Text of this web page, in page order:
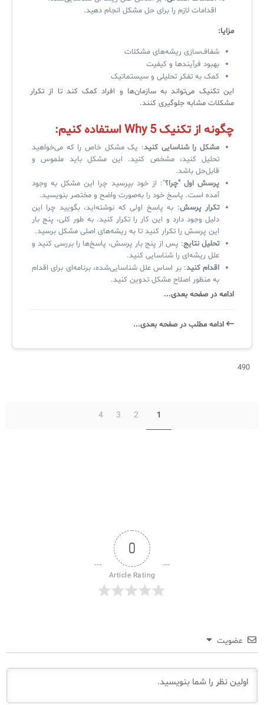
اقدامات لازم را برای حل مشکل انجام دهید.
مزایا:
شفاف‌سازی ریشه‌های مشکلات
بهبود فرآیندها و کیفیت
کمک به تفکر تحلیلی و سیستماتیک
این تکنیک می‌تواند به سازمان‌ها و افراد کمک کند تا از تکرار
مشکلات مشابه جلوگیری کنند.
چگونه از تکنیک 5 Why استفاده کنیم:
مشکل را شناسایی کنید: یک مشکل خاص را که می‌خواهید
تحلیل کنید، مشخص کنید. این مشکل باید ملموس و
قابل‌حل باشد.
پرسش اول "چرا؟": از خود بپرسید چرا این مشکل به وجود
آمده است. پاسخ خود را به‌صورت واضح و مختصر بنویسید.
تکرار پرسش: به پاسخ اولی که نوشته‌اید، بگویید چرا این
دلیل وجود دارد و این کار را تکرار کنید. به طور کلی، پنج بار
این پرسش را تکرار کنید تا به ریشه‌های اصلی مشکل برسید.
تحلیل نتایج: پس از پنج بار پرسش، پاسخ‌ها را بررسی کنید و
علل ریشه‌ای را شناسایی کنید.
اقدام کنید: بر اساس علل شناسایی‌شده، برنامه‌ای برای اقدام
به منظور اصلاح مشکل تدوین کنید.
ادامه در صفحه بعدی...
ادامه‌ مطلب در صفحه‌ بعدی...
490
1
2
3
4
0
Article Rating
عضویت
سامانه مدیریت پشتیبانی مشتریان
DDI
ManageEngine Malware Protection Plus
سامانه مدیریت و مانیتورینگ شبکه
سامانه آزمون آنلاین